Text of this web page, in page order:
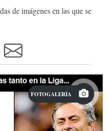
de imágenes en las que se
FOTOGALERÍA